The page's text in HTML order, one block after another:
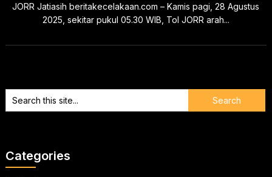
JORR Jatiasih beritakecelakaan.com – Kamis pagi, 28 Agustus
2025, sekitar pukul 05.30 WIB, Tol JORR arah...
Categories